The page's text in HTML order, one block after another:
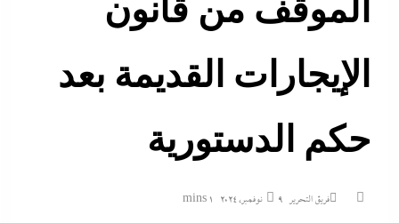
الموقف من قانون
الإيجارات القديمة بعد
حكم الدستورية
فريق التحرير 9 نوفمبر، 2024 1 mins